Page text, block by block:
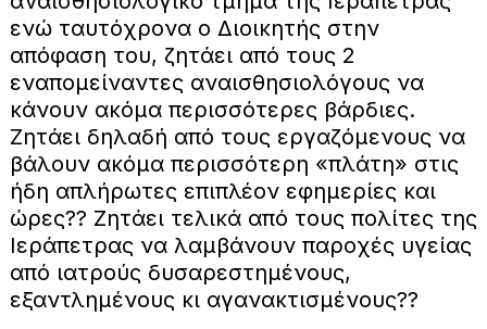
ενώ ταυτόχρονα ο Διοικητής στην
απόφαση του, ζητάει από τους 2
εναπομείναντες αναισθησιολόγους να
κάνουν ακόμα περισσότερες βάρδιες.
Ζητάει δηλαδή από τους εργαζόμενους να
βάλουν ακόμα περισσότερη «πλάτη» στις
ήδη απλήρωτες επιπλέον εφημερίες και
ώρες?? Ζητάει τελικά από τους πολίτες της
Ιεράπετρας να λαμβάνουν παροχές υγείας
από ιατρούς δυσαρεστημένους,
εξαντλημένους κι αγανακτισμένους??